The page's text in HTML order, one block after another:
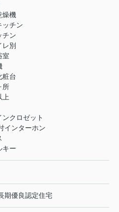
燥機
ッチン
チン
別
室
粧台
所
上
ンクロゼット
インターホン
キー
期優良認定住宅